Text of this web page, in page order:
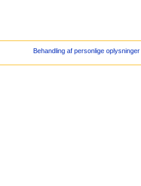
Behandling af personlige oplysninger